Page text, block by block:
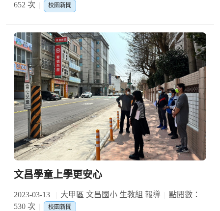
652 次
校園新聞
文昌學童上學更安心
2023-03-13 大甲區 文昌國小 生教組 報導
點閱數：
530 次
校園新聞